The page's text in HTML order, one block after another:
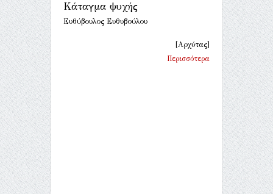
Κάταγμα ψυχής
Ευθύβουλος Ευθυβούλου
[Αρχύτας]
Περισσότερα